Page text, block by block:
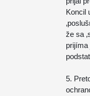
Koncil
že sa
prijíma
5.